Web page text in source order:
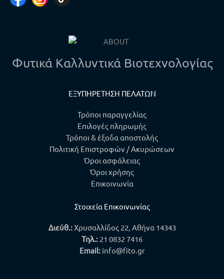
Φυτικά Καλλυντικά Βιοτεχνολογίας
ΕΞΥΠΗΡΕΤΗΣΗ ΠΕΛΑΤΩΝ
Τρόποι παραγγελίας
Επιλογές πληρωμής
Τρόποι & έξοδα αποστολής
Πολιτική Επιστροφών / Ακυρώσεων
Όροι ασφάλειας
Όροι χρήσης
Επικοινωνία
Στοιχεία Επικοινωνίας
Διεύθ.:Χρυσαλλίδος 22, Αθήνα 14343
Τηλ.: 21 0832 7416
Email: info@fito.gr